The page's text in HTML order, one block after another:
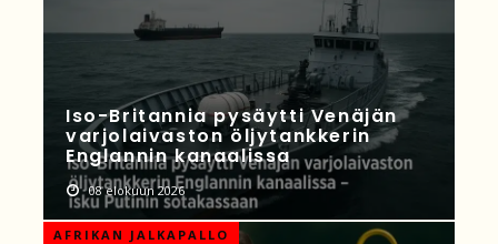
Iso-Britannia pysäytti Venäjän
varjolaivaston öljytankkerin
Englannin kanaalissa
08 elokuun 2026
AFRIKAN JALKAPALLO